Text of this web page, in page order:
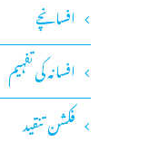
افسانچے
افسانہ کی تفہیم
فکشن تنقید